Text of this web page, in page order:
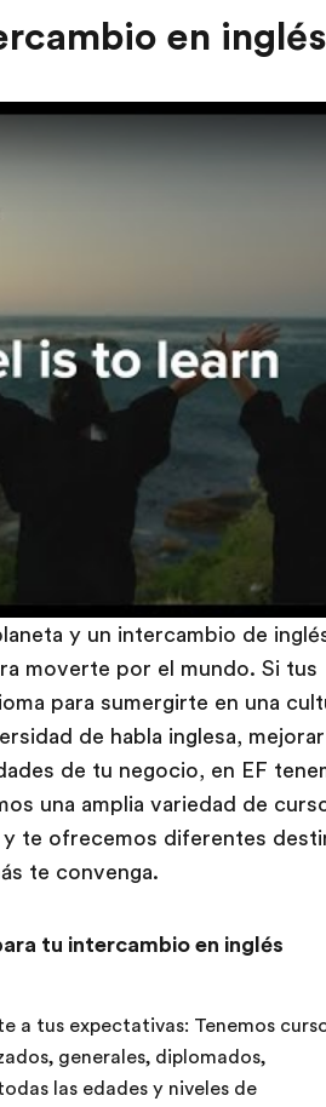
en
y un intercambio de
moverte por el mundo. Si tus
para sumergirte en una
de habla inglesa,
de tu negocio, en EF
una amplia variedad de
te ofrecemos diferentes
te convenga.
tu intercambio en inglés
a tus expectativas: Tenemos
generales, diplomados,
las edades y niveles de